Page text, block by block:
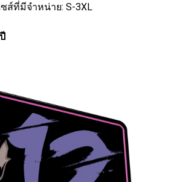
ส์ที่มีจำหน่าย: S-3XL